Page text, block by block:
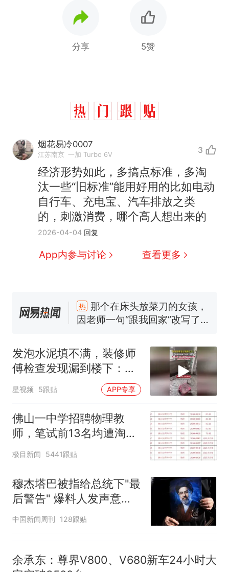
分享 5赞
烟花易冷0007
江苏南京 一加 Turbo 6V 3
经济形势如此，多搞点标准，多淘
汰一些“旧标准”能用好用的比如电动
自行车、充电宝、汽车排放之类
的，刺激消费，哪个高人想出来的
2026-04-04 回复
App内参与讨论 查看更多
热
那个在床头放菜刀的女孩，
因老师一句“跟我回家”改写了
号，仅凭视频评出？中国烹饪
协会回应
美国渔民钓获鲨鱼徒手将其拽
回大海 目击者直呼震惊 （视频
来源：参考消息）
笔试第一被第二名传话劝弃考
佛山一中学招聘物理教师，笔
试前13名均遭淘汰？教育局：
已叫停招聘，成立调查组全面
核查
台风"白海豚"中心附近最大风
力已达15级 最新研判
因老师一句“跟我回家”改写了
人生
发泡水泥填不满，装修师
傅检查发现漏到楼下：出
风口未延伸到外墙
星视频 5跟贴 APP专享
佛山一中学招聘物理教
师，笔试前13名均遭淘
汰？教育局：已叫停招
极目新闻 5441跟贴
穆杰塔巴被指给总统下"最
后警告" 爆料人发声意味
深长
中国新闻周刊 128跟贴
余承东：尊界V800、V680新车24小时大